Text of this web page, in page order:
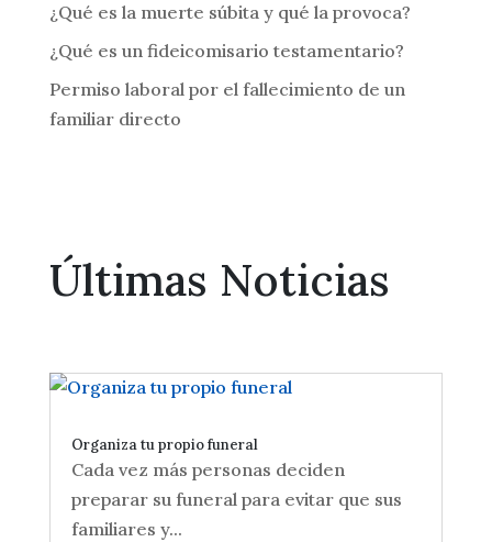
¿Qué es la muerte súbita y qué la provoca?
¿Qué es un fideicomisario testamentario?
Permiso laboral por el fallecimiento de un
familiar directo
Últimas Noticias
Organiza tu propio funeral
Cada vez más personas deciden
preparar su funeral para evitar que sus
familiares y...